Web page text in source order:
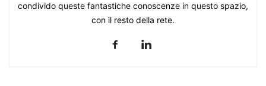
condivido queste fantastiche conoscenze in questo spazio,
con il resto della rete.